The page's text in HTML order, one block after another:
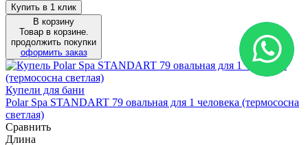
Купить в 1 клик
В корзину
Товар в корзине.
продолжить покупки
оформить заказ
Купели для бани
Polar Spa STANDART 79 овальная для 1 человека (термососна
светлая)
Сравнить
Длина